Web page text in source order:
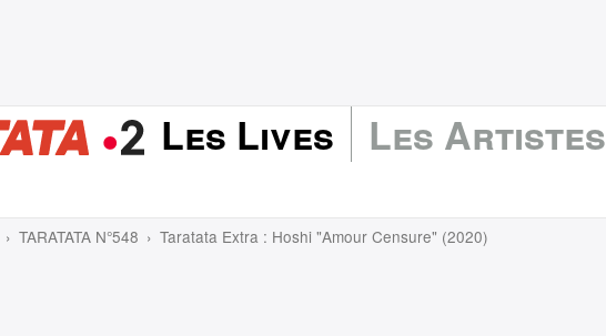
Les Lives Les Artistes
TARATATA N°548 Taratata Extra : Hoshi "Amour Censure" (2020)